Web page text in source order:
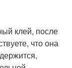
клей, после
что она